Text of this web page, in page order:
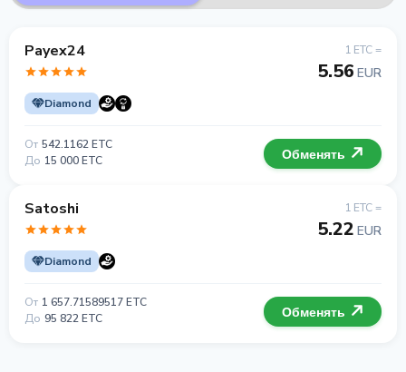
Payex24
Diamond
1 ETC =
5.56 EUR
От 542.1162 ETC
До 15 000 ETC Обменять
Satoshi
Diamond
1 ETC =
5.22 EUR
От 1 657.71589517 ETC
До 95 822 ETC Обменять